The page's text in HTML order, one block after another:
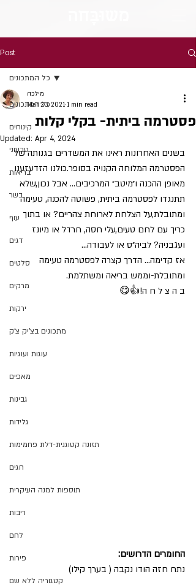
Post
כל המתכונים
קינוחים
טבעוני
בריאות
בשר
עוף
דגים
סלטים
מרקים
ירקות
מתכונים בצ'יק צ'ק
עוגות ועוגיות
מאפים
גבינות
גלידות
תזונה קטוגנית-דלת פחמימות
חגים
תוספות למנה העיקרית
ריבות
לחם
פירות
קטגוריה ללא שם
כל המתכונים
פסטרמה ביתית- בקלי קלות
מילכה
Mar 23, 2021 1 min read
Updated: Apr 4, 2024
בשנים האחרונות ראינו את המשדרים בגנותה של
הפסטרמה המלוחה הקנויה בסופר.כולנו הזדעזענו
מאופן ההכנה ו״מיטב״ המרכיבים... אבל נכון,שלא
תתנגדו לפסטרמה ביתית, פשוטה להכנה, טעימה
ומתובלת,על הצלחת לארוחת צהריים? או בתוך
כריך עם לחם טעים,עלי חסה, חרדל או מיונז
ועגבניה? לביה״ס או לעבודה...
אז קדימה... הדרך קצרה לפסטרמה טעימה
ומתובלת-וממש בריאה ומשתלמת.
ב ה צ ל ח ה!👍😋
החומרים הדרושים:
נתח חזה הודו נקבה ( בערך קילו)